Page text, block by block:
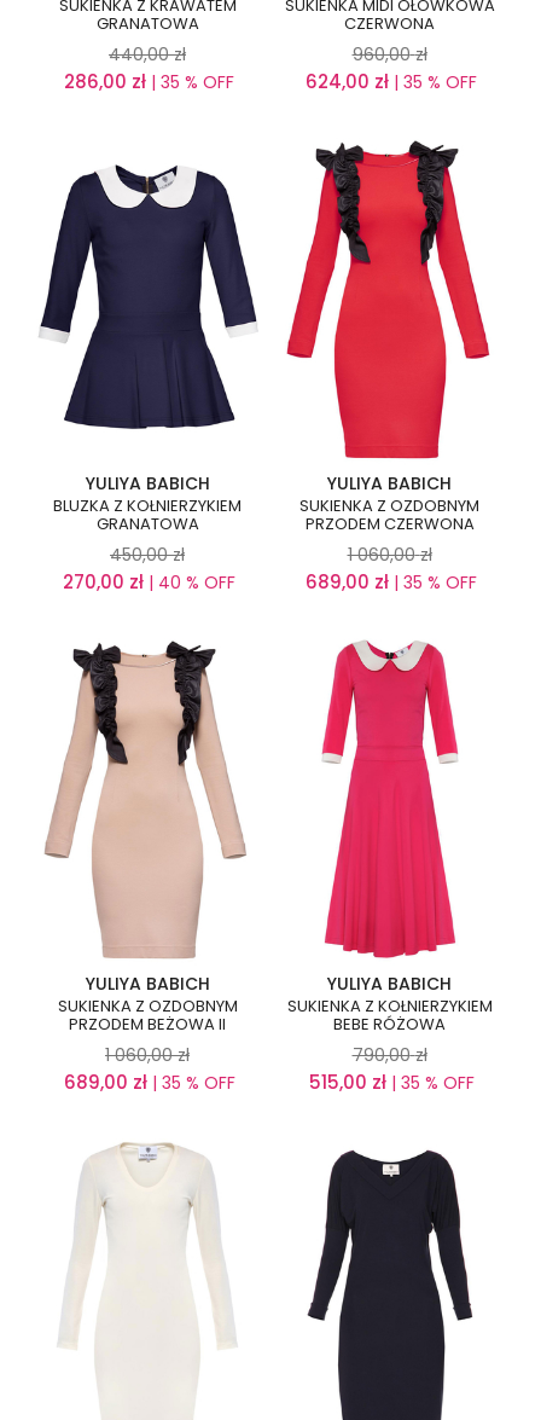
SUKIENKA Z KRAWATEM
GRANATOWA
440,00 zł
286,00 zł | 35 % OFF
SUKIENKA MIDI OŁÓWKOWA
CZERWONA
960,00 zł
624,00 zł | 35 % OFF
YULIYA BABICH
BLUZKA Z KOŁNIERZYKIEM
GRANATOWA
450,00 zł
270,00 zł | 40 % OFF
YULIYA BABICH
SUKIENKA Z OZDOBNYM
PRZODEM CZERWONA
1 060,00 zł
689,00 zł | 35 % OFF
YULIYA BABICH
SUKIENKA Z OZDOBNYM
PRZODEM BEŻOWA II
1 060,00 zł
689,00 zł| 35 % OFF
YULIYA BABICH
SUKIENKA Z KOŁNIERZYKIEM
BEBE RÓŻOWA
790,00 zł
515,00 zł| 35 % OFF